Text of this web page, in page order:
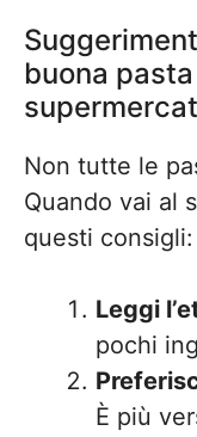
buona
Non tutte le
Quando vai al
questi consigli:
Leggi
pochi
È più